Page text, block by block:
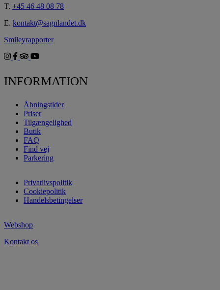
T. +45 46 48 08 78
E. kontakt@sagnlandet.dk
Smileyrapporter
INFORMATION
Åbningstider
Priser
Tilgængelighed
Butik
FAQ
Find vej
Parkering
Privatlivspolitik
Cookiepolitik
Handelsbetingelser
Webshop
Kontakt os